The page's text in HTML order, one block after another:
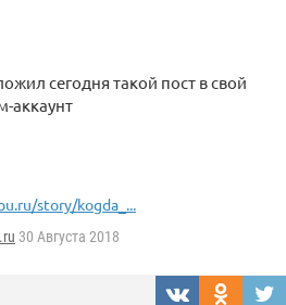
сегодня такой пост в свой
аккаунт
story/kogda_...
30 Августа 2018